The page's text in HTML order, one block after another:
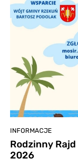
INFORMACJE
Rodzinny
2026